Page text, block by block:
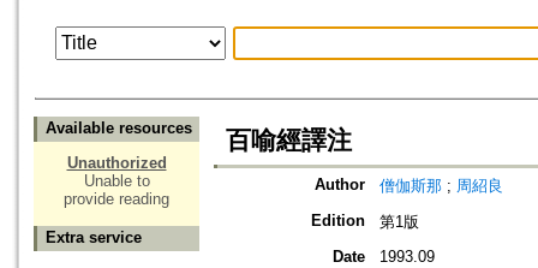
Available resources
Unauthorized
Unable to
provide reading
Extra service
百喻經譯注
Author 僧伽斯那 ; 周紹良
Edition
第1版
Date
1993.09